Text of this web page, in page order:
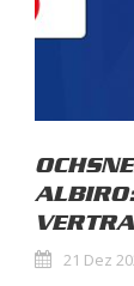
21 Dez